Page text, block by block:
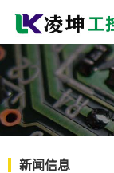
新闻信息